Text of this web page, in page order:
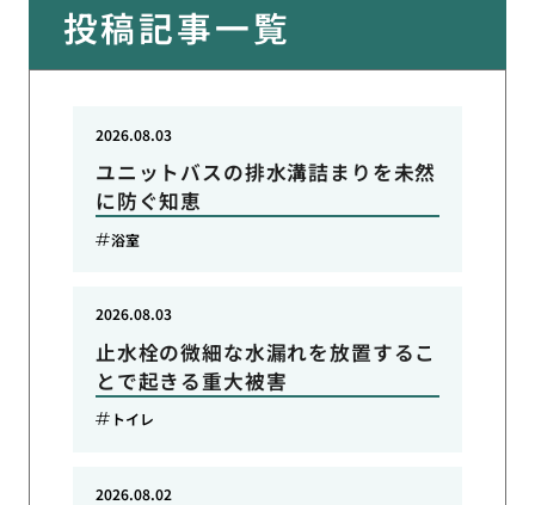
投稿記事一覧
ユニットバスの排水溝詰まりを未然
に防ぐ知恵
2026.08.03
浴室
止水栓の微細な水漏れを放置するこ
とで起きる重大被害
2026.08.03
トイレ
2026.08.02